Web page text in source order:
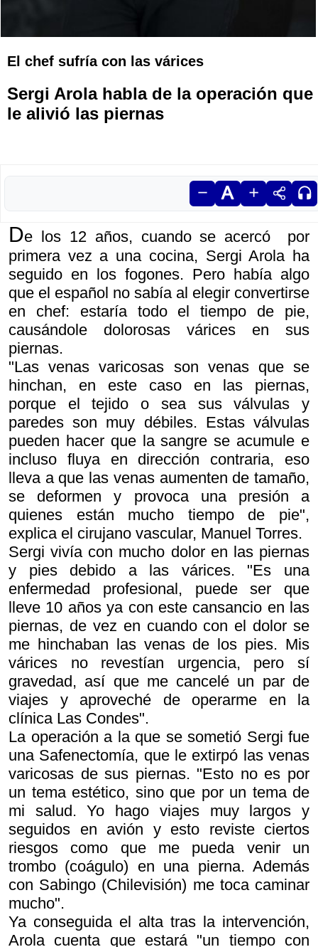
El chef sufría con las várices
Sergi Arola habla de la operación que
le alivió las piernas
De los 12 años, cuando se acercó por
primera vez a una cocina, Sergi Arola ha
seguido en los fogones. Pero había algo
que el español no sabía al elegir convertirse
en chef: estaría todo el tiempo de pie,
causándole dolorosas várices en sus
piernas.
"Las venas varicosas son venas que se
hinchan, en este caso en las piernas,
porque el tejido o sea sus válvulas y
paredes son muy débiles. Estas válvulas
pueden hacer que la sangre se acumule e
incluso fluya en dirección contraria, eso
lleva a que las venas aumenten de tamaño,
se deformen y provoca una presión a
quienes están mucho tiempo de pie",
explica el cirujano vascular, Manuel Torres.
Sergi vivía con mucho dolor en las piernas
y pies debido a las várices. "Es una
enfermedad profesional, puede ser que
lleve 10 años ya con este cansancio en las
piernas, de vez en cuando con el dolor se
me hinchaban las venas de los pies. Mis
várices no revestían urgencia, pero sí
gravedad, así que me cancelé un par de
viajes y aproveché de operarme en la
clínica Las Condes".
La operación a la que se sometió Sergi fue
una Safenectomía, que le extirpó las venas
varicosas de sus piernas. "Esto no es por
un tema estético, sino que por un tema de
mi salud. Yo hago viajes muy largos y
seguidos en avión y esto reviste ciertos
riesgos como que me pueda venir un
trombo (coágulo) en una pierna. Además
con Sabingo (Chilevisión) me toca caminar
mucho".
Ya conseguida el alta tras la intervención,
Arola cuenta que estará "un tiempo con